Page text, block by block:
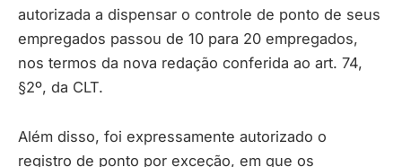
autorizada a dispensar o controle de ponto de seus
empregados passou de 10 para 20 empregados,
nos termos da nova redação conferida ao art. 74,
§2º, da CLT.
Além disso, foi expressamente autorizado o
registro de ponto por exceção, em que os